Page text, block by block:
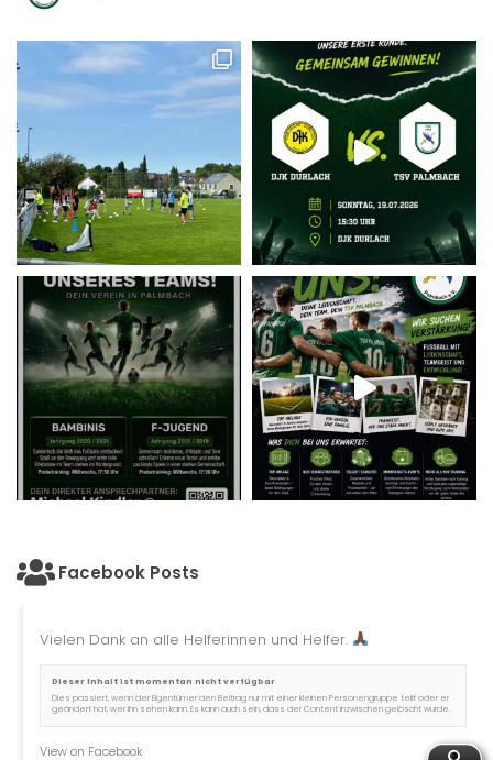
Facebook Posts
Vielen Dank an alle Helferinnen und Helfer.
Dieser Inhalt ist momentan nicht verfügbar
Dies passiert, wenn der Eigentümer den Beitrag nur mit einer kleinen Personengruppe teilt oder er
geändert hat, wer ihn sehen kann. Es kann auch sein, dass der Content inzwischen gelöscht wurde.
View on Facebook